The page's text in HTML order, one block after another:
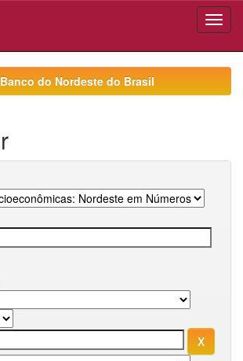
do Nordeste do Brasil